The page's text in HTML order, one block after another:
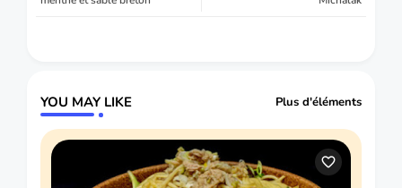
YOU MAY LIKE Plus d'éléments